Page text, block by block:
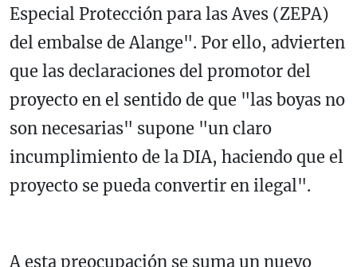
Especial Protección para las Aves (ZEPA)
del embalse de Alange". Por ello, advierten
que las declaraciones del promotor del
proyecto en el sentido de que "las boyas no
son necesarias" supone "un claro
incumplimiento de la DIA, haciendo que el
proyecto se pueda convertir en ilegal".
A esta preocupación se suma un nuevo